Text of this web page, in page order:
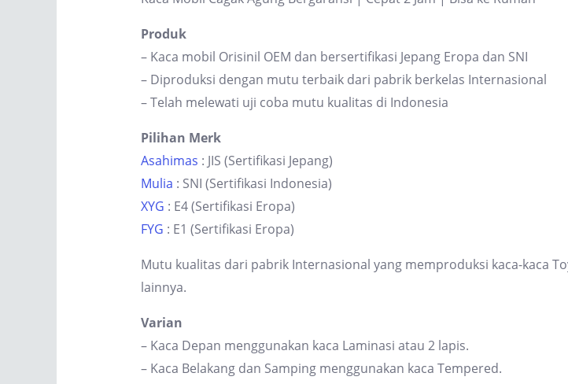
Produk
– Kaca mobil Orisinil OEM dan bersertifikasi Jepang Eropa dan SNI
– Diproduksi dengan mutu terbaik dari pabrik berkelas Internasional
– Telah melewati uji coba mutu kualitas di Indonesia
Pilihan Merk
Asahimas : JIS (Sertifikasi Jepang)
Mulia : SNI (Sertifikasi Indonesia)
XYG : E4 (Sertifikasi Eropa)
FYG : E1 (Sertifikasi Eropa)
Mutu kualitas dari pabrik Internasional yang memproduksi kaca-kaca
lainnya.
Varian
– Kaca Depan menggunakan kaca Laminasi atau 2 lapis.
– Kaca Belakang dan Samping menggunakan kaca Tempered.